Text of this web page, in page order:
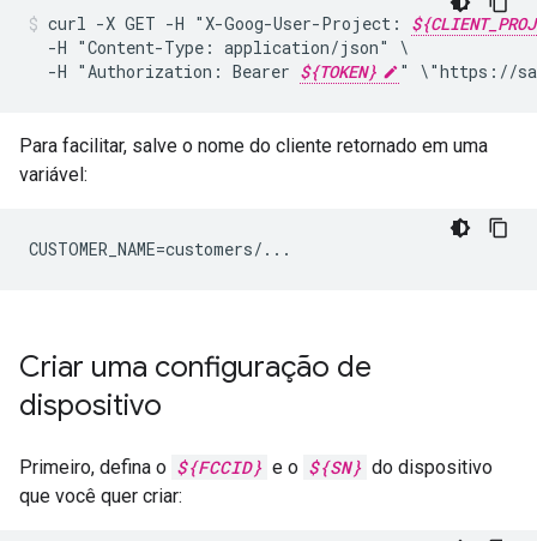
curl -X GET -H "X-Goog-User-Project:
-H "Content-Type: application/json"
-H "Authorization: Bearer ${TOKEN} " \"https://
Para facilitar, salve o nome do cliente retornado em uma
variável:
CUSTOMER_NAME=customers/...
Criar uma configuração de
dispositivo
Primeiro, defina o ${FCCID} e o ${SN} do dispositivo
que você quer criar: